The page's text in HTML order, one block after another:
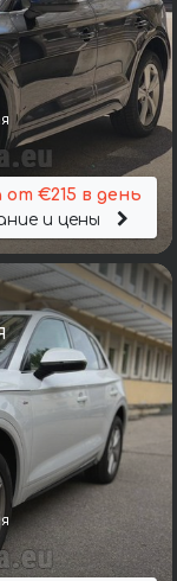
от €215 в день
и цены